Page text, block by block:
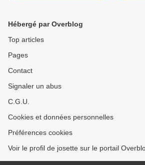
Hébergé par Overblog
Top articles
Pages
Contact
Signaler un abus
C.G.U.
Cookies et données personnelles
Préférences cookies
Voir le profil de josette sur le portail